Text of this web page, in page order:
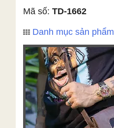
Mã số: TD-1662
Danh mục sản phẩm